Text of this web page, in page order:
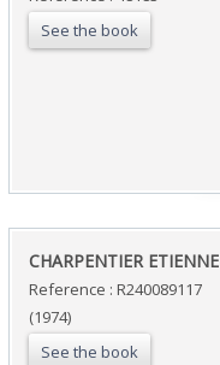
See the book
‎CHARPENTIER ETIENNE‎
Reference : R240089117
(1974)
See the book